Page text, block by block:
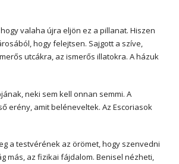
valaha újra eljön ez a pillanat. Hiszen
hogy felejtsen. Sajgott a szíve,
utcákra, az ismerős illatokra. A házuk
neki sem kell onnan semmi. A
erény, amit beléneveltek. Az Escoriasok
a testvérének az örömet, hogy szenvedni
más, az fizikai fájdalom. Benisel nézheti,